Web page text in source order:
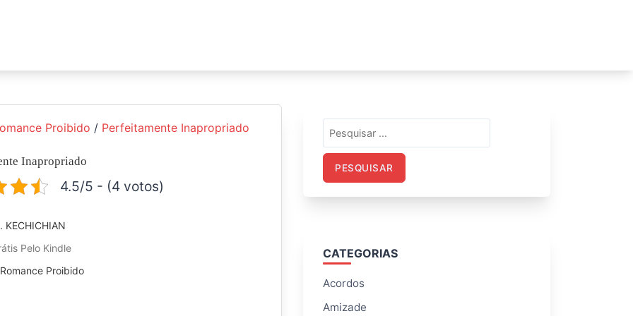
Proibido / Perfeitamente Inapropriado
Inapropriado
4.5/5 - (4 votos)
KECHICHIAN
Pelo Kindle
Romance Proibido
por:
CATEGORIAS
Acordos
Amizade